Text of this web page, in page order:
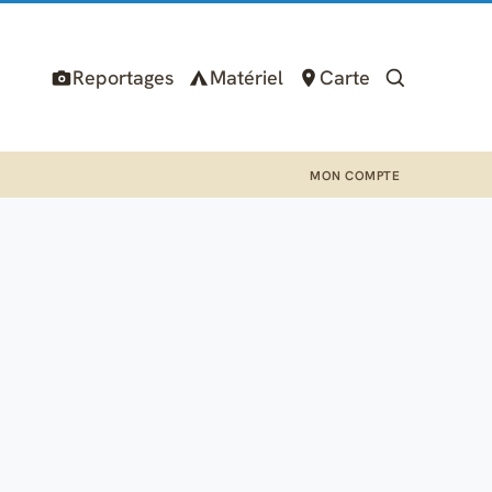
Reportages Matériel Carte
MON COMPTE